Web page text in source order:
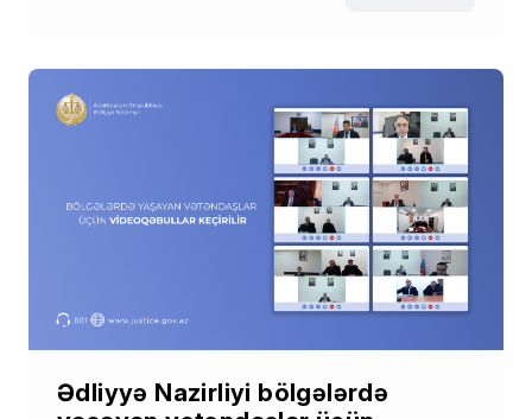
Ədliyyə Nazirliyi bölgələrdə